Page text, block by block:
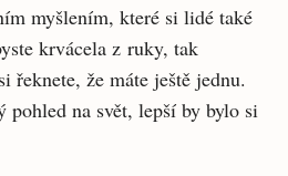
myšlením, které si lidé také
krvácela z ruky, tak
řeknete, že máte ještě jednu.
pohled na svět, lepší by bylo si